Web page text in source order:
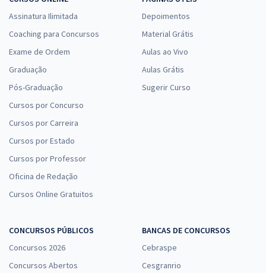
Assinatura Ilimitada
Coaching para Concursos
Exame de Ordem
Graduação
Pós-Graduação
Cursos por Concurso
Cursos por Carreira
Cursos por Estado
Cursos por Professor
Oficina de Redação
Cursos Online Gratuitos
Depoimentos
Material Grátis
Aulas ao Vivo
Aulas Grátis
Sugerir Curso
CONCURSOS PÚBLICOS
Concursos 2026
Concursos Abertos
BANCAS DE CONCURSOS
Cebraspe
Cesgranrio